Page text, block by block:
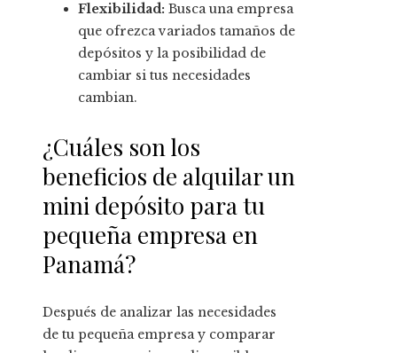
Flexibilidad: Busca una empresa
que ofrezca variados tamaños de
depósitos y la posibilidad de
cambiar si tus necesidades
cambian.
¿Cuáles son los
beneficios de alquilar un
mini depósito para tu
pequeña empresa en
Panamá?
Después de analizar las necesidades
de tu pequeña empresa y comparar